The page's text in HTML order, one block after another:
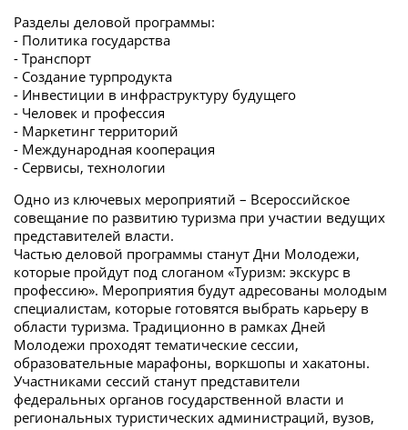
Разделы деловой программы:
- Политика государства
- Транспорт
- Создание турпродукта
- Инвестиции в инфраструктуру будущего
- Человек и профессия
- Маркетинг территорий
- Международная кооперация
- Сервисы, технологии
Одно из ключевых мероприятий – Всероссийское
совещание по развитию туризма при участии ведущих
представителей власти.
Частью деловой программы станут Дни Молодежи,
которые пройдут под слоганом «Туризм: экскурс в
профессию». Мероприятия будут адресованы молодым
специалистам, которые готовятся выбрать карьеру в
области туризма. Традиционно в рамках Дней
Молодежи проходят тематические сессии,
образовательные марафоны, воркшопы и хакатоны.
Участниками сессий станут представители
федеральных органов государственной власти и
региональных туристических администраций, вузов,